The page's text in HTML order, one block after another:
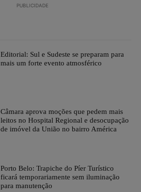
PUBLICIDADE
Editorial: Sul e Sudeste se preparam para
mais um forte evento atmosférico
Câmara aprova moções que pedem mais
leitos no Hospital Regional e desocupação
de imóvel da União no bairro América
Porto Belo: Trapiche do Píer Turístico
ficará temporariamente sem iluminação
para manutenção